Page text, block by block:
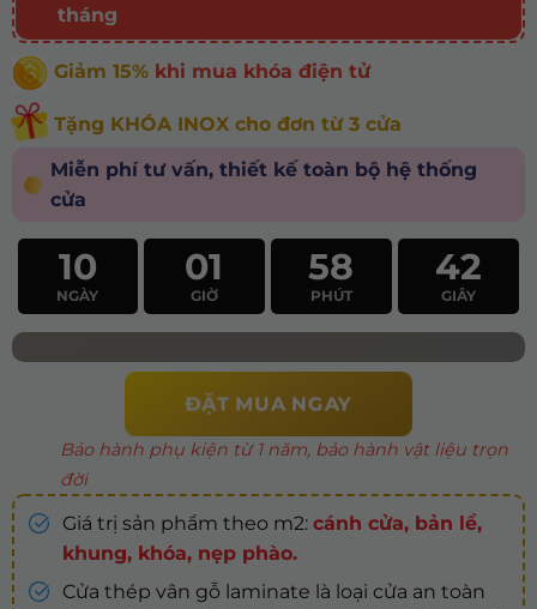
tháng
Giảm 15%khi mua khóa điện tử
Tặng KHÓA INOX cho đơn từ 3 cửa
Miễn phí tư vấn, thiết kế toàn bộ hệ thống
cửa
10
NGÀY
01
GIỜ
58
PHÚT
40
GIÂY
ĐẶT MUA NGAY
Bảo hành phụ kiện từ 1 năm, bảo hành vật liệu trọn
đời
Giá trị sản phẩm theo m2: cánh cửa, bản lề,
khung, khóa, nẹp phào.
Cửa thép vân gỗ laminate là loại cửa an toàn